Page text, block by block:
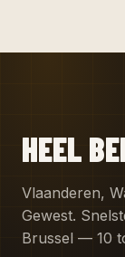
HEEL
Vlaanderen,
Gewest.
Brussel — 10